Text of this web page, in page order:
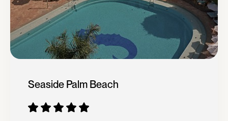
Seaside Palm Beach